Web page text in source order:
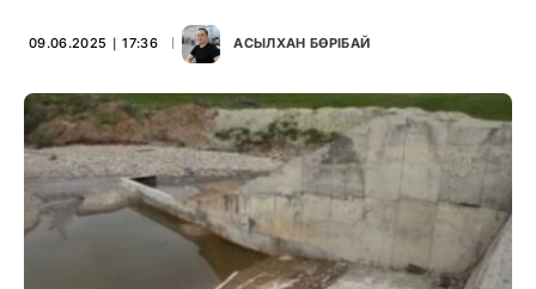
09.06.2025 ∣ 17:36 АСЫЛХАН БӨРІБАЙ